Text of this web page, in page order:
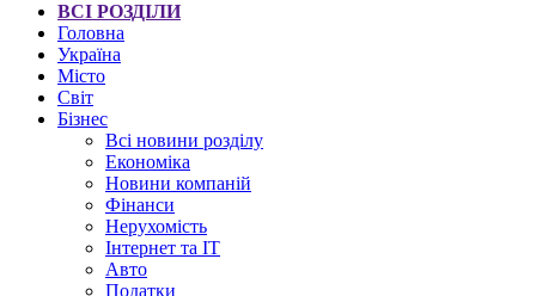
ВСІ РОЗДІЛИ
Головна
Україна
Місто
Світ
Бізнес
Всі новини розділу
Економіка
Новини компаній
Фінанси
Нерухомість
Інтернет та IT
Авто
Податки